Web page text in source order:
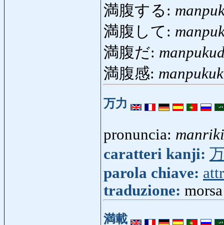
満腹する:
満腹して:
満腹だ:
満腹感:
万力
pronuncia: manriki
caratteri kanji:
parola chiave:
traduzione: morsa
満載